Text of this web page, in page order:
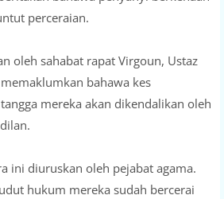
perceraian.
oleh sahabat rapat Virgoun, Ustaz
bahawa kes
mereka akan dikendalikan oleh
ini diuruskan oleh pejabat agama.
hukum mereka sudah bercerai